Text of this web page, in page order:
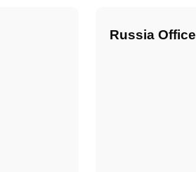
Russia Office